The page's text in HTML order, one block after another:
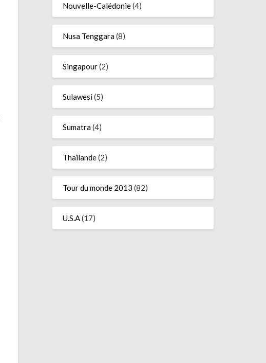
Nouvelle-Calédonie(4)
Nusa Tenggara(8)
Singapour(2)
Sulawesi(5)
Sumatra(4)
Thaïlande(2)
Tour du monde 2013 (82)
U.S.A(17)